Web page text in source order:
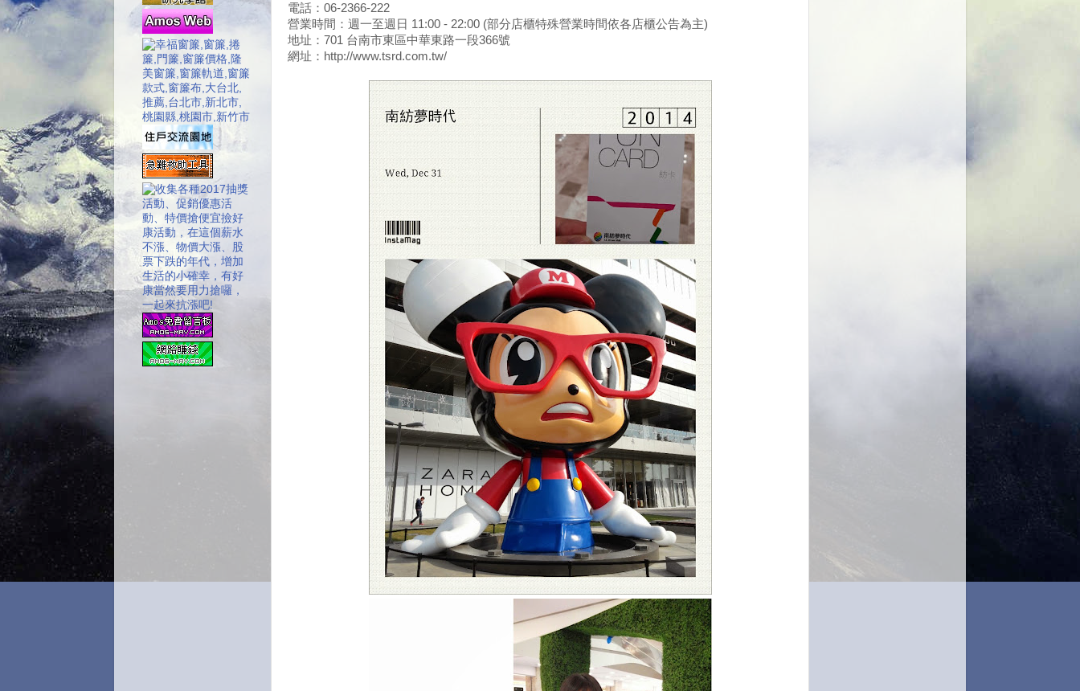
電話：06-2366-222
營業時間：週一至週日 11:00 - 22:00 (部分店櫃特殊營業時間依各店櫃公告為主)
地址：701 台南市東區中華東路一段366號
網址：http://www.tsrd.com.tw/